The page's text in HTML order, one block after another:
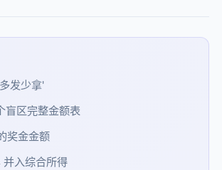
发少拿'
盲区完整金额表
奖金金额
入综合所得